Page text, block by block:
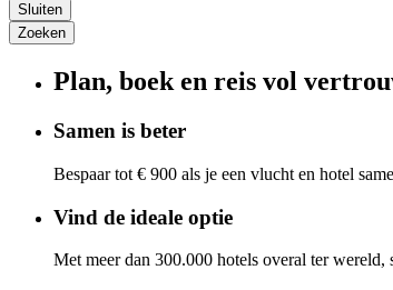
Sluiten
Zoeken
Plan, boek en reis vol
Samen is beter
Bespaar tot € 900 als je een vlucht en hotel
Vind de ideale optie
Met meer dan 300.000 hotels overal ter wereld,